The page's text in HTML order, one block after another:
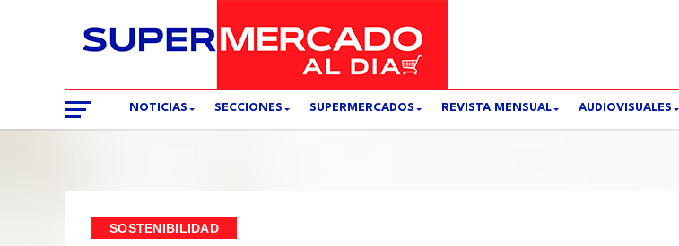
NOTICIAS SECCIONES SUPERMERCADOS REVISTA MENSUAL AUDIOVISUALES
SOSTENIBILIDAD